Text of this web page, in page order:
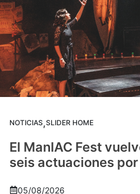
NOTICIAS,SLIDER HOME
El ManIAC Fest
seis actuaciones
05/08/2026